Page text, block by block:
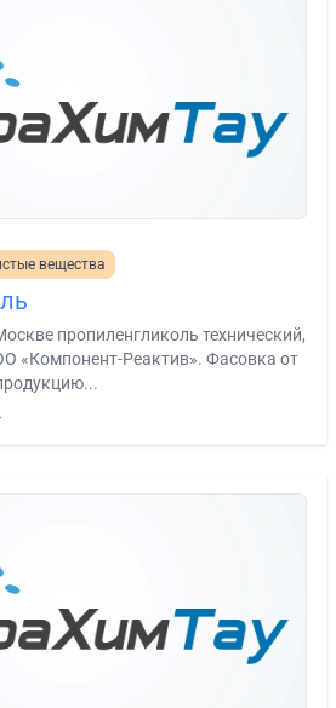
вещества
пропиленгликоль технический,
«Компонент-Реактив». Фасовка от